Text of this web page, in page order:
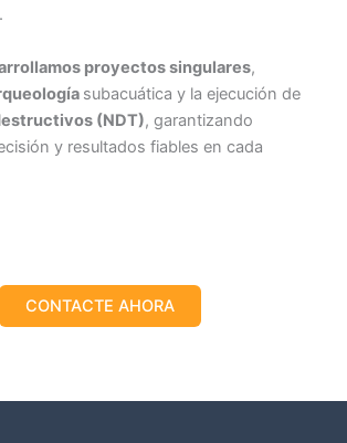
proyectos singulares,
subacuática y la ejecución de
(NDT), garantizando
y resultados fiables en cada
CONTACTE AHORA